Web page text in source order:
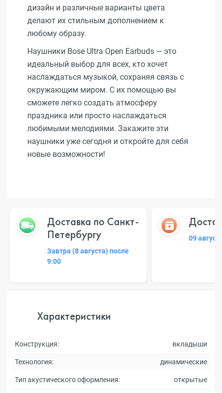
дизайн и различные варианты цвета
делают их стильным дополнением к
любому образу.
Наушники Bose Ultra Open Earbuds — это
идеальный выбор для всех, кто хочет
наслаждаться музыкой, сохраняя связь с
окружающим миром. С их помощью вы
сможете легко создать атмосферу
праздника или просто наслаждаться
любимыми мелодиями. Закажите эти
наушники уже сегодня и откройте для себя
новые возможности!
Доставка по Санкт-
Петербургу
Завтра (8 августа) после
9:00
09
Характеристики
Конструкция: вкладыши
Технология: динамические
Тип акустического оформления: открытые